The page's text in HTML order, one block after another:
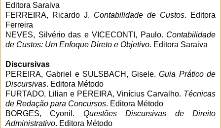
Editora Saraiva
FERREIRA, Ricardo J. Contabilidade de Custos. Editora
Ferreira
NEVES, Silvério das e VICECONTI, Paulo. Contabilidade
de Custos: Um Enfoque Direto e Objetivo. Editora Saraiva
Discursivas
PEREIRA, Gabriel e SULSBACH, Gisele.Guia Prático de
Discursivas. Editora Método
FURTADO, Lilian e PEREIRA, Vinícius Carvalho. Técnicas
de Redação para Concursos. Editora Método
BORGES, Cyonil. Questões Discursivas de Direito
Administrativo. Editora Método